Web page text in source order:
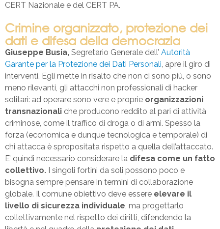
CERT Nazionale e del CERT PA.
Crimine organizzato, protezione dei
dati e difesa della democrazia
Giuseppe Busia, Segretario Generale dell’ Autorità
Garante per la Protezione dei Dati Personali, apre il giro di
interventi. Egli mette in risalto che non ci sono più, o sono
meno rilevanti, gli attacchi non professionali di hacker
solitari: ad operare sono vere e proprie organizzazioni
transnazionali che producono reddito al pari di attività
criminose, come il traffico di droga o di armi. Spesso la
forza (economica e dunque tecnologica e temporale) di
chi attacca è spropositata rispetto a quella dell’attaccato.
E’ quindi necessario considerare la difesa come un fatto
collettivo. I singoli fortini da soli possono poco e
bisogna sempre pensare in termini di collaborazione
globale. Il comune obiettivo deve essere elevare il
livello di sicurezza individuale, ma progettarlo
collettivamente nel rispetto dei diritti, difendendo la